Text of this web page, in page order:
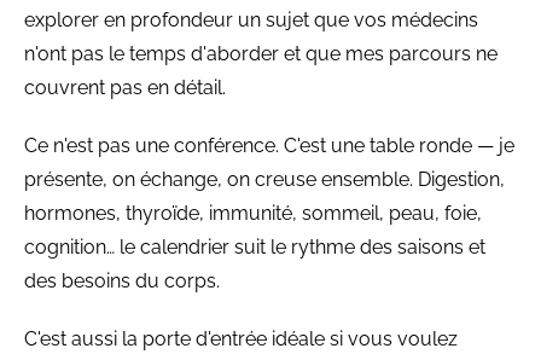
explorer en profondeur un sujet que vos médecins
n'ont pas le temps d'aborder et que mes parcours ne
couvrent pas en détail.
Ce n'est pas une conférence. C'est une table ronde — je
présente, on échange, on creuse ensemble. Digestion,
hormones, thyroïde, immunité, sommeil, peau, foie,
cognition… le calendrier suit le rythme des saisons et
des besoins du corps.
C'est aussi la porte d'entrée idéale si vous voulez